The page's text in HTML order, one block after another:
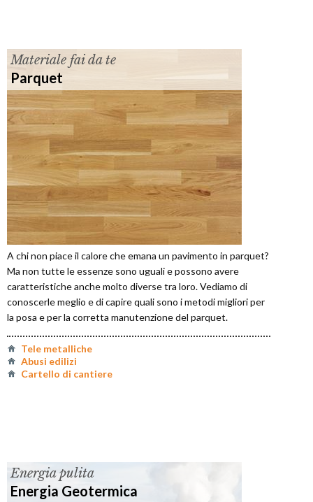
Materiale fai da te
Parquet
A chi non piace il calore che emana un pavimento in parquet?
Ma non tutte le essenze sono uguali e possono avere
caratteristiche anche molto diverse tra loro. Vediamo di
conoscerle meglio e di capire quali sono i metodi migliori per
la posa e per la corretta manutenzione del parquet.
Tele metalliche
Abusi edilizi
Cartello di cantiere
Energia pulita
Energia Geotermica